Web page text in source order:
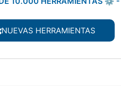
NUEVAS HERRAMIENTAS